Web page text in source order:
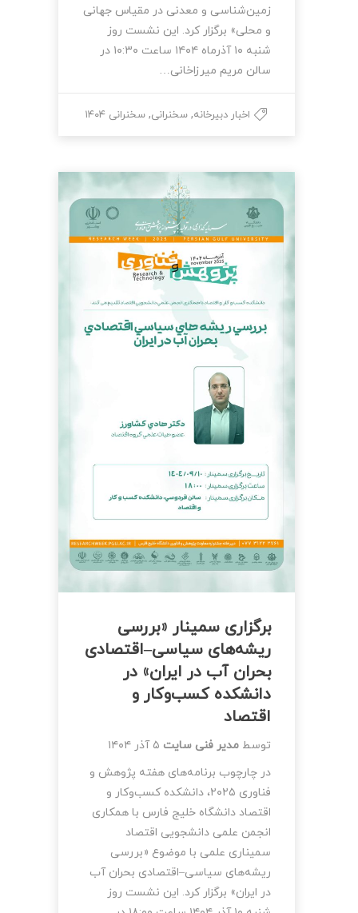
زمین‌شناسی و معدنی در مقیاس جهانی
و محلی» برگزار کرد. این نشست روز
شنبه ۱۰ آذرماه ۱۴۰۴ ساعت ۱۰:۳۰ در
سالن مریم میرزاخانی…
اخبار دبیرخانه, سخنرانی, سخنرانی ۱۴۰۴
برگزاری سمینار «بررسی
ریشه‌های سیاسی–اقتصادی
بحران آب در ایران» در
دانشکده کسب‌وکار و
اقتصاد
توسط مدیر فنی سایت ۵ آذر ۱۴۰۴
در چارچوب برنامه‌های هفته پژوهش و
فناوری ۲۰۲۵، دانشکده کسب‌وکار و
اقتصاد دانشگاه خلیج فارس با همکاری
انجمن علمی دانشجویی اقتصاد
سمیناری علمی با موضوع «بررسی
ریشه‌های سیاسی–اقتصادی بحران آب
در ایران» برگزار کرد. این نشست روز